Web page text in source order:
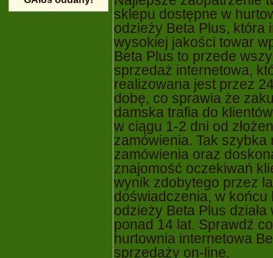
sklepu dostępne w
odzieży Beta Plus, która
wysokiej jakości towar
Beta Plus to przede
sprzedaż internetowa,
realizowana jest przez
dobę, co sprawia że
damska trafia do
w ciągu 1-2 dni od
zamówienia. Tak szybka
zamówienia oraz
znajomość oczekiwań
wynik zdobytego przez
doświadczenia, w końcu
odzieży Beta Plus
ponad 14 lat. Sprawdź
hurtownia internetowa
sprzedaży on-line.